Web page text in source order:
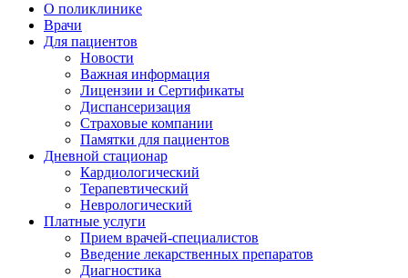
О поликлинике
Врачи
Для пациентов
Новости
Важная информация
Лицензии и Сертификаты
Диспансеризация
Страховые компании
Памятки для пациентов
Дневной стационар
Кардиологический
Терапевтический
Неврологический
Платные услуги
Прием врачей-специалистов
Введение лекарственных препаратов
Диагностика